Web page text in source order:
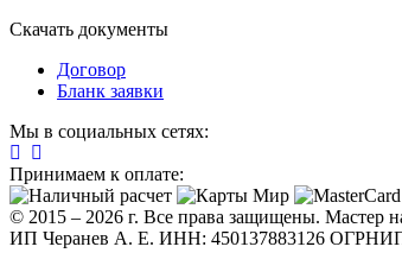
Скачать документы
Договор
Бланк заявки
Мы в социальных сетях:
Принимаем к оплате:
© 2015 – 2026 г. Все права защищены. Мастер
ИП Черанев А. Е. ИНН: 450137883126